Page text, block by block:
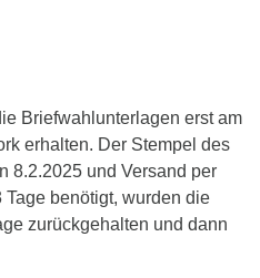
Briefwahlunterlagen erst am
erhalten. Der Stempel des
8.2.2025 und Versand per
Tage benötigt, wurden die
zurückgehalten und dann